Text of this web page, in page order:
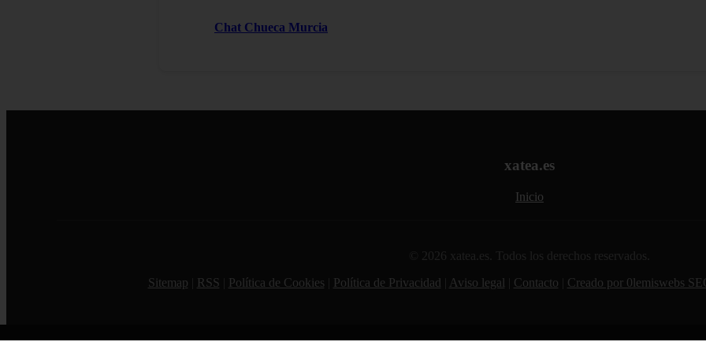
Chat Chueca Murcia
xatea.es
Inicio
© 2026 xatea.es. Todos los derechos reservados.
Sitemap
RSS Política de Cookies Política de Privacidad Aviso legal Contacto Creado por 0lemiswebs